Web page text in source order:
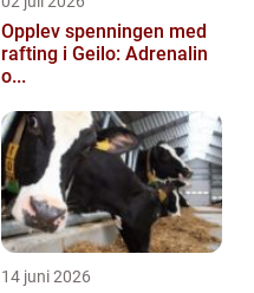
Opplev spenningen med
rafting i Geilo: Adrenalin
o...
14 juni 2026